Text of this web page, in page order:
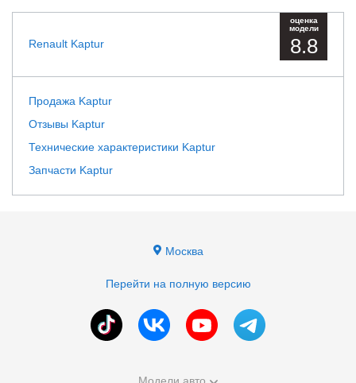
Renault Kaptur
оценка
модели
8.8
Продажа Kaptur
Отзывы Kaptur
Технические характеристики Kaptur
Запчасти Kaptur
Москва
Перейти на полную версию
Модели авто